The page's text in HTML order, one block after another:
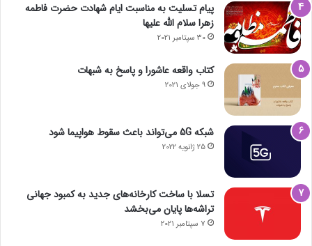
پیام تسلیت به مناسبت ایام شهادت حضرت فاطمه
زهرا سلام الله علیها
30 سپتامبر 2021
کتاب واقعه عاشورا و پاسخ به شبهات
9 جولای 2021
شبکه 5G می‌تواند باعث سقوط هواپیما شود
25 ژانویه 2022
تسلا با ساخت کارخانه‌های جدید به کمبود جهانی
تراشه‌ها پایان می‌بخشد
7 سپتامبر 2021